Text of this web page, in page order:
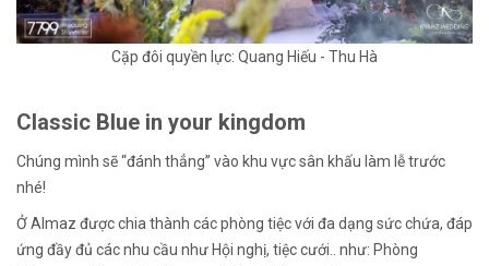
Cặp đôi quyền lực: Quang Hiếu - Thu Hà
Classic Blue in your kingdom
Chúng mình sẽ “đánh thẳng” vào khu vực sân khấu làm lễ trước
nhé!
Ở Almaz được chia thành các phòng tiệc với đa dạng sức chứa, đáp
ứng đầy đủ các nhu cầu như Hội nghị, tiệc cưới.. như: Phòng